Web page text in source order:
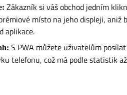
Zákazník si váš obchod jedním
místo na jeho displeji,
aplikace.
S PWA můžete uživatelům
telefonu, což má podle statistik až